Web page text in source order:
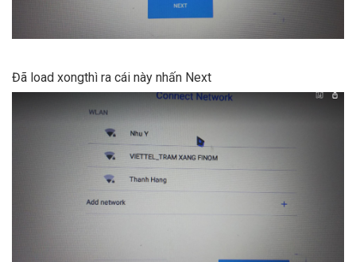
Đã load xongthì ra cái này nhấn Next